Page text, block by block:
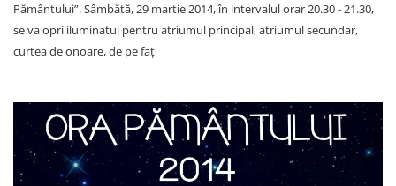
Pământului”. Sâmbătă, 29 martie 2014, în intervalul orar 20.30 - 21.30,
se va opri iluminatul pentru atriumul principal, atriumul secundar,
curtea de onoare, de pe faţ